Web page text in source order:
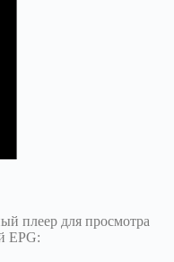
плеер для просмотра
EPG: